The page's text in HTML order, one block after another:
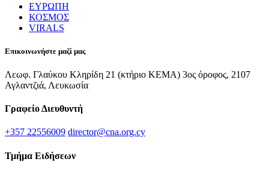
ΕΥΡΩΠΗ
ΚΟΣΜΟΣ
VIRALS
Επικοινωνήστε μαζί μας
Λεωφ. Γλαύκου Κληρίδη 21 (κτήριο ΚΕΜΑ) 3ος όροφος, 2107
Αγλαντζιά, Λευκωσία
Γραφείο Διευθυντή
+357 22556009 director@cna.org.cy
Τμήμα Ειδήσεων